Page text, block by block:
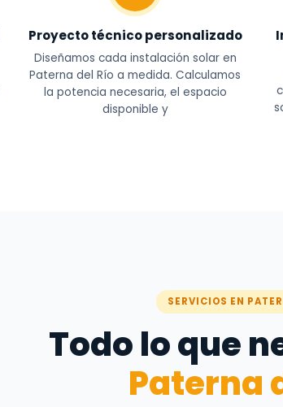
Proyecto técnico personalizado
Diseñamos cada instalación solar en
Paterna del Río a medida. Calculamos
la potencia necesaria, el espacio
disponible y
SERVICIOS EN
Todo lo que
Paterna